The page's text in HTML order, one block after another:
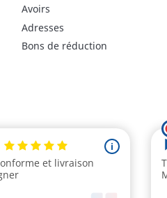
Avoirs
Adresses
Bons de réduction